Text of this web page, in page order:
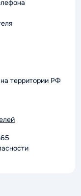
территории РФ